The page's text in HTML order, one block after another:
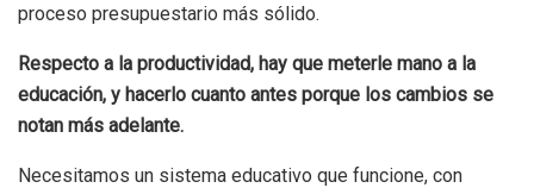
proceso presupuestario más sólido.
Respecto a la productividad, hay que meterle mano a la
educación, y hacerlo cuanto antes porque los cambios se
notan más adelante.
Necesitamos un sistema educativo que funcione, con